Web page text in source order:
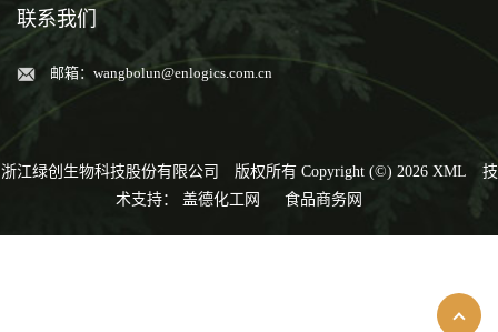
联系我们
邮箱： wangbolun@enlogics.com.cn
浙江绿创生物科技股份有限公司 版权所有 Copyright (©) 2026 XML
技
术支持： 盖德化工网 食品商务网